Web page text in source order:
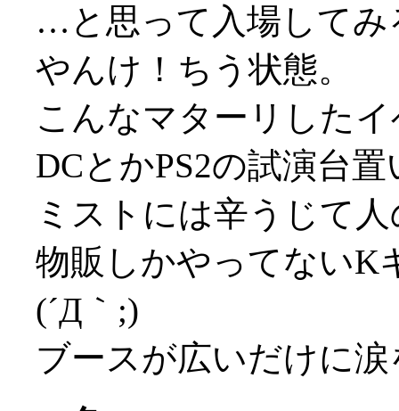
…と思って入場してみ
やんけ！ちう状態。
こんなマターリした
DCとかPS2の試演台
ミストには辛うじて
物販しかやってないK
(´Д｀;)
ブースが広いだけに